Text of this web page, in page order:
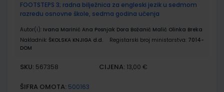
FOOTSTEPS 3; radna bilježnica za engleski jezik u sedmom
razredu osnovne škole, sedma godina učenja
Autor(i): Ivana Marinić Ana Posnjak Dora Božanić Malić Olinka Breka
Nakladnik: ŠKOLSKA KNJIGA d.d. Registarski broj ministarstva: 7014-
DOM
SKU: 567358 CIJENA: 13,00 €
ŠIFRA OMOTA: 500163